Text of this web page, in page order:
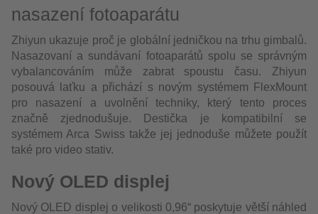
nasazení fotoaparátu
Zhiyun ukazuje proč je globální jedničkou na trhu gimbalů.
Nasazovaní a sundávaní fotoaparátů spolu se správným
vybalancováním může zabrat spoustu času. Zhiyun
posouvá laťku a přichází s novým systémem FlexMount
pro nasazení a uvolnění techniky, který tento proces
značně zjednodušuje. Destička je kompatibilní se
systémem Arca Swiss takže jej jednoduše můžete použít
také pro video stativ.
Nový OLED displej
Nový OLED displej o velikosti 0,96“ poskytuje větší náhled